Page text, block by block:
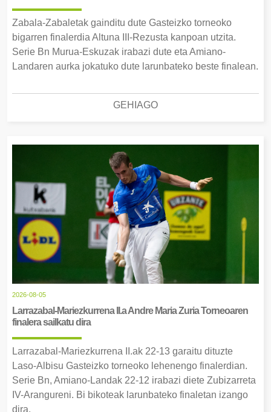
Zabala-Zabaletak gainditu dute Gasteizko torneoko
bigarren finalerdia Altuna III-Rezusta kanpoan utzita.
Serie Bn Murua-Eskuzak irabazi dute eta Amiano-
Landaren aurka jokatuko dute larunbateko beste finalean.
GEHIAGO
2026-08-05
Larrazabal-Mariezkurrena II.a Andre Maria Zuria Torneoaren
finalera sailkatu dira
Larrazabal-Mariezkurrena II.ak 22-13 garaitu dituzte
Laso-Albisu Gasteizko torneoko lehenengo finalerdian.
Serie Bn, Amiano-Landak 22-12 irabazi diete Zubizarreta
IV-Arangureni. Bi bikoteak larunbateko finaletan izango
dira.